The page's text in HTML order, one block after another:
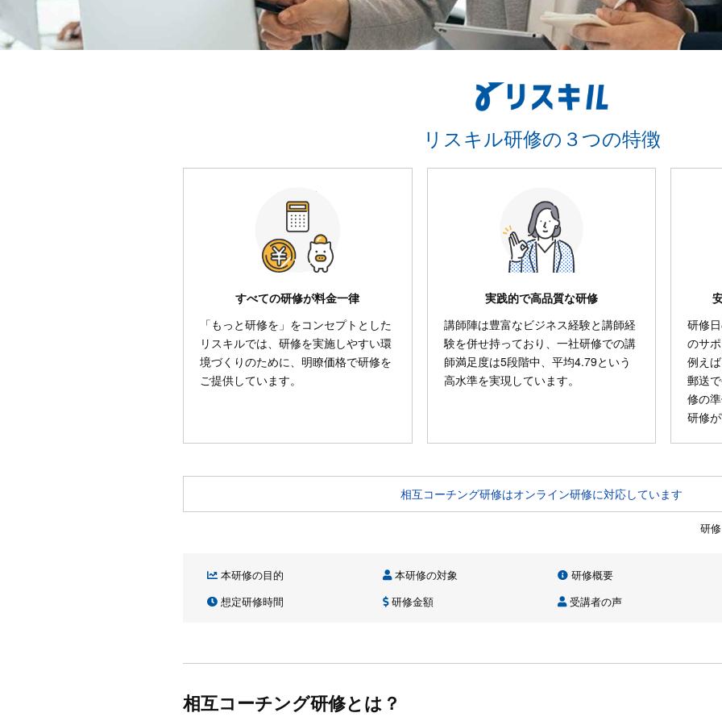
リスキル研修の３つの特徴
すべての研修が料金一律
「もっと研修を」をコンセプトとした
リスキルでは、研修を実施しやすい環
境づくりのために、明瞭価格で研修を
ご提供しています。
実践的で高品質な研修
講師陣は豊富なビジネス経験と講師経
験を併せ持っており、一社研修での講
師満足度は5段階中、平均4.79という
高水準を実現しています。
研修
のサ
例え
郵送
修の
研修
相互コーチング研修はオンライン研修に対応しています
研
本研修の目的 本研修の対象
研修概要
想定研修時間
研修金額 受講者の声
相互コーチング研修とは？